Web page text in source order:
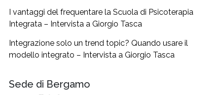
I vantaggi del frequentare la Scuola di Psicoterapia
Integrata – Intervista a Giorgio Tasca
Integrazione solo un trend topic? Quando usare il
modello integrato – Intervista a Giorgio Tasca
Sede di Bergamo